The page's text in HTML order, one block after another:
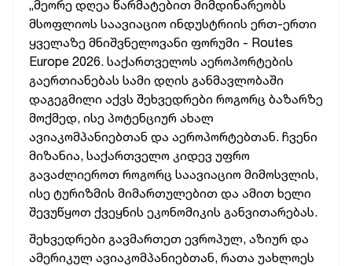
„მეორე დღეა წარმატებით მიმდინარეობს
მსოფლიოს საავიაციო ინდუსტრიის ერთ-ერთი
ყველაზე მნიშვნელოვანი ფორუმი - Routes
Europe 2026. საქართველოს აეროპორტების
გაერთიანებას სამი დღის განმავლობაში
დაგეგმილი აქვს შეხვედრები როგორც ბაზარზე
მოქმედ, ისე პოტენციურ ახალ
ავიაკომპანიებთან და აეროპორტებთან. ჩვენი
მიზანია, საქართველო კიდევ უფრო
გავაძლიეროთ როგორც საავიაციო მიმოსვლის,
ისე ტურიზმის მიმართულებით და ამით ხელი
შევუწყოთ ქვეყნის ეკონომიკის განვითარებას.
შეხვედრები გავმართეთ ევროპულ, აზიურ და
ამერიკულ ავიაკომპანიებთან, რათა უახლოეს